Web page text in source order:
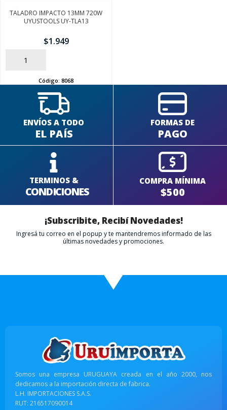
TALADRO IMPACTO 13MM 720W
UYUSTOOLS UY-TLA13
$1.949
AÑADIR
Código: 8068
ENVÍOS A TODO
EL PAÍS
FORMAS DE
PAGO
TERMINOS &
CONDICIONES
COMPRA MÍNIMA
$500
¡Subscribite, Recibí Novedades!
Ingresá tu correo en el popup y te mantendremos informado de las
últimas novedades y promociones.
Somos una empresa URUGUAYA creada en el año 2000, nos
dedicamos a la importación directa de fabrica.
L.H. IMPORTACIONES S.A.S.
RUT: 216517090014
SEGUÍ COMPRANDO